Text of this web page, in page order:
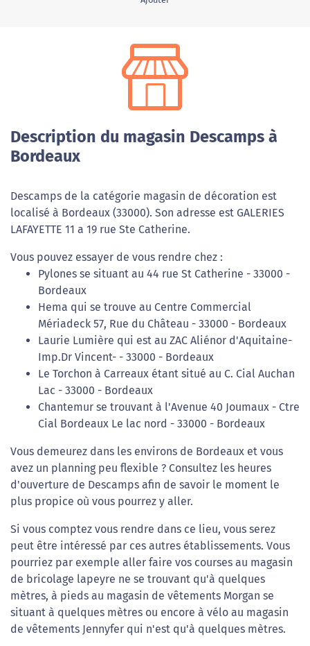
Description du magasin Descamps à
Bordeaux
Descamps de la catégorie magasin de décoration est
localisé à Bordeaux (33000). Son adresse est GALERIES
LAFAYETTE 11 a 19 rue Ste Catherine.
Vous pouvez essayer de vous rendre chez :
Pylones se situant au 44 rue St Catherine - 33000 -
Bordeaux
Hema qui se trouve au Centre Commercial
Mériadeck 57, Rue du Château - 33000 - Bordeaux
Laurie Lumière qui est au ZAC Aliénor d'Aquitaine-
Imp.Dr Vincent- - 33000 - Bordeaux
Le Torchon à Carreaux étant situé au C. Cial Auchan
Lac - 33000 - Bordeaux
Chantemur se trouvant à l'Avenue 40 Joumaux - Ctre
Cial Bordeaux Le lac nord - 33000 - Bordeaux
Vous demeurez dans les environs de Bordeaux et vous
avez un planning peu flexible ? Consultez les heures
d'ouverture de Descamps afin de savoir le moment le
plus propice où vous pourrez y aller.
Si vous comptez vous rendre dans ce lieu, vous serez
peut être intéressé par ces autres établissements. Vous
pourriez par exemple aller faire vos courses au magasin
de bricolage lapeyre ne se trouvant qu'à quelques
mètres, à pieds au magasin de vêtements Morgan se
situant à quelques mètres ou encore à vélo au magasin
de vêtements Jennyfer qui n'est qu'à quelques mètres.